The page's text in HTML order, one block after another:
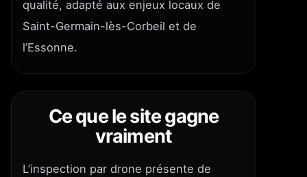
qualité, adapté aux enjeux locaux de
Saint-Germain-lès-Corbeil et de
l’Essonne.
Ce que le site gagne
vraiment
L’inspection par drone présente de